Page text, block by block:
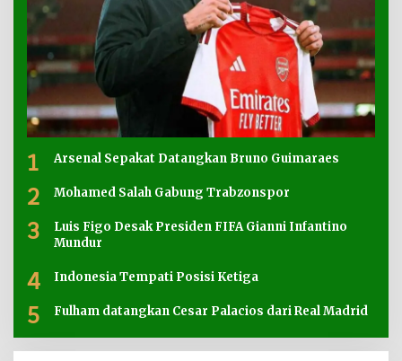
1 Arsenal Sepakat Datangkan Bruno Guimaraes
2 Mohamed Salah Gabung Trabzonspor
3
Luis Figo Desak Presiden FIFA Gianni Infantino
Mundur
4 Indonesia Tempati Posisi Ketiga
5 Fulham datangkan Cesar Palacios dari Real Madrid